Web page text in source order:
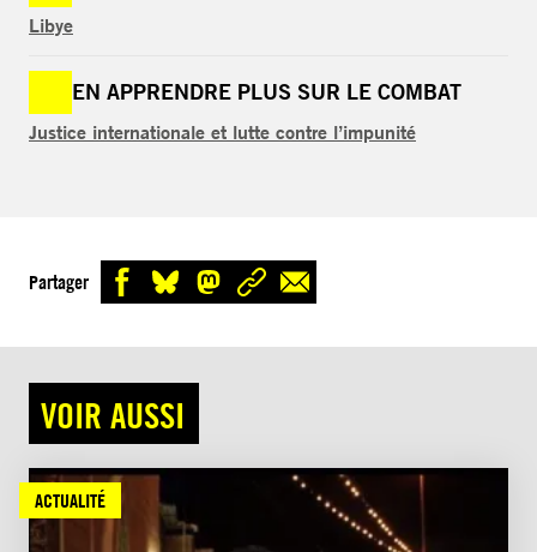
Libye
EN APPRENDRE PLUS SUR LE COMBAT
Justice internationale et lutte contre l’impunité
Partager
VOIR AUSSI
ACTUALITÉ